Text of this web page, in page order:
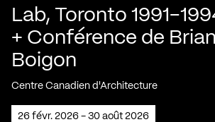
Lab, Toronto 1991-
+ Conférence de Brian
Boigon
Centre Canadien d'Architecture
26 févr. 2026 - 30 août 2026